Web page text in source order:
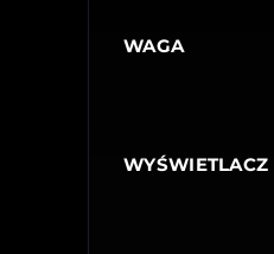
WAGA
WYŚWIETLACZ